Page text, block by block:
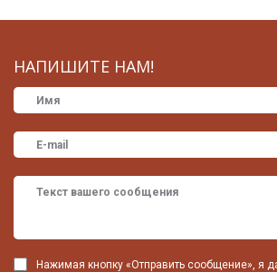
НАПИШИТЕ НАМ!
Нажимая кнопку «Отправить сообщение», я